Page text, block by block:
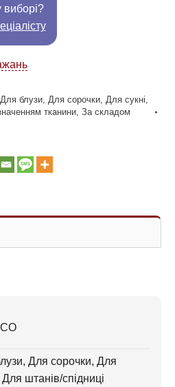
виборі?
Для блузи Для сорочки Для сукні
тканини За складом
Для сорочки, Для
Для штанів/спідниці